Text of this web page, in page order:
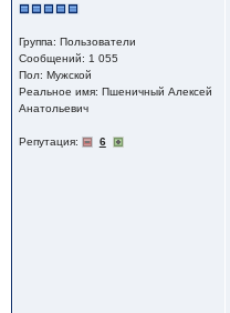
Группа: Пользователи
Сообщений: 1 055
Пол: Мужской
Реальное имя: Пшеничный Алексей
Анатольевич
Репутация: 6